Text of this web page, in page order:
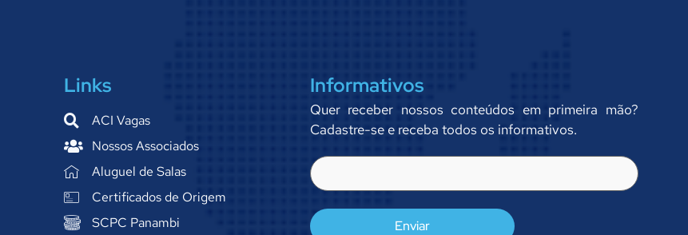
Links
ACI Vagas
Nossos Associados
Aluguel de Salas
Certificados de Origem
SCPC Panambi
Informativos
Quer receber nossos conteúdos em primeira mão?
Cadastre-se e receba todos os informativos.
E-
mail
(obrigatório)